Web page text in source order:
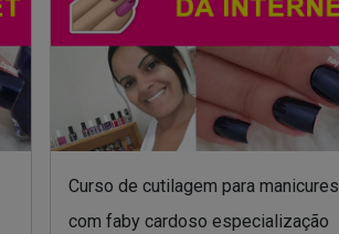
Curso de cutilagem para manicures
com faby cardoso especialização